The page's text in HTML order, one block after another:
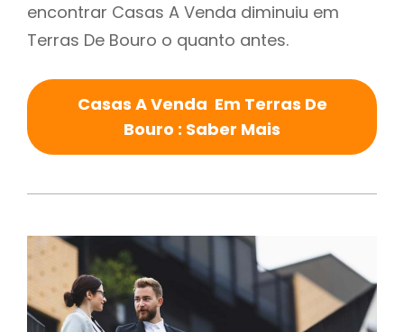
encontrar Casas A Venda diminuiu em
Terras De Bouro o quanto antes.
Casas A Venda Em Terras De
Bouro : Saber Mais